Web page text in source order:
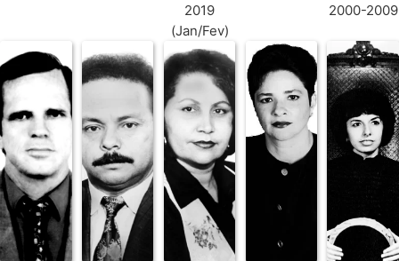
2019
(Jan/Fev)
2000-2009